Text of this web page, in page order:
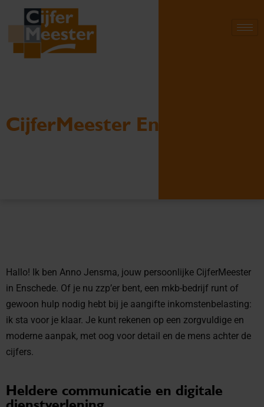
CijferMeester Enschede
Hallo! Ik ben Anno Jensma, jouw persoonlijke CijferMeester
in Enschede. Of je nu zzp’er bent, een mkb-bedrijf runt of
gewoon hulp nodig hebt bij je aangifte inkomstenbelasting:
ik sta voor je klaar. Je kunt rekenen op een zorgvuldige en
moderne aanpak, met oog voor detail en de mens achter de
cijfers.
Heldere communicatie en digitale